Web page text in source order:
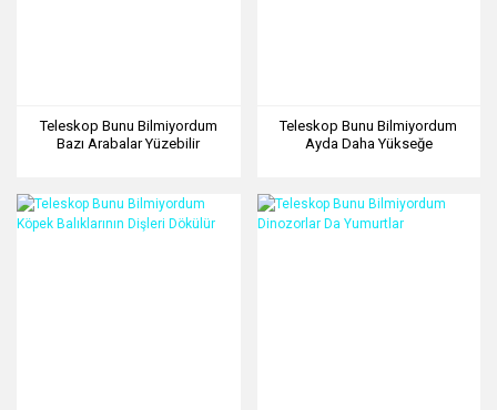
Teleskop Bunu Bilmiyordum
Bazı Arabalar Yüzebilir
Teleskop Bunu Bilmiyordum
Ayda Daha Yükseğe